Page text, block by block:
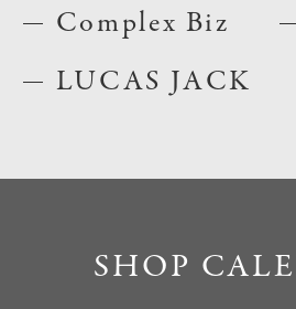
Complex Biz
LUCAS JACK
SHOP